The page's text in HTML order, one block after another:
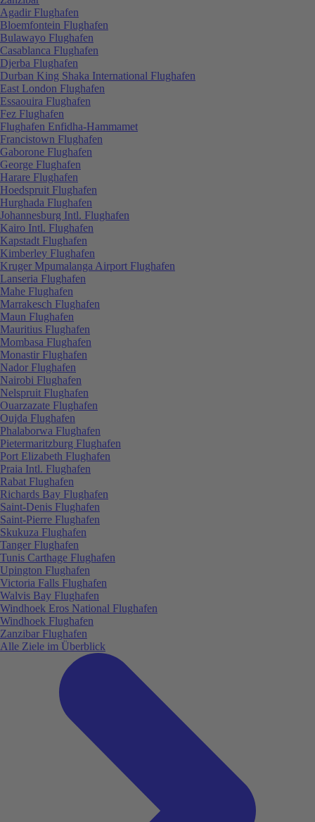
Agadir Flughafen
Bloemfontein Flughafen
Bulawayo Flughafen
Casablanca Flughafen
Djerba Flughafen
Durban King Shaka International Flughafen
East London Flughafen
Essaouira Flughafen
Fez Flughafen
Flughafen Enfidha-Hammamet
Francistown Flughafen
Gaborone Flughafen
George Flughafen
Harare Flughafen
Hoedspruit Flughafen
Hurghada Flughafen
Johannesburg Intl. Flughafen
Kairo Intl. Flughafen
Kapstadt Flughafen
Kimberley Flughafen
Kruger Mpumalanga Airport Flughafen
Lanseria Flughafen
Mahe Flughafen
Marrakesch Flughafen
Maun Flughafen
Mauritius Flughafen
Mombasa Flughafen
Monastir Flughafen
Nador Flughafen
Nairobi Flughafen
Nelspruit Flughafen
Ouarzazate Flughafen
Oujda Flughafen
Phalaborwa Flughafen
Pietermaritzburg Flughafen
Port Elizabeth Flughafen
Praia Intl. Flughafen
Rabat Flughafen
Richards Bay Flughafen
Saint-Denis Flughafen
Saint-Pierre Flughafen
Skukuza Flughafen
Tanger Flughafen
Tunis Carthage Flughafen
Upington Flughafen
Victoria Falls Flughafen
Walvis Bay Flughafen
Windhoek Eros National Flughafen
Windhoek Flughafen
Zanzibar Flughafen
Alle Ziele im Überblick